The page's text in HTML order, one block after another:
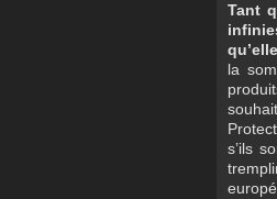
Tant
la
s’ils